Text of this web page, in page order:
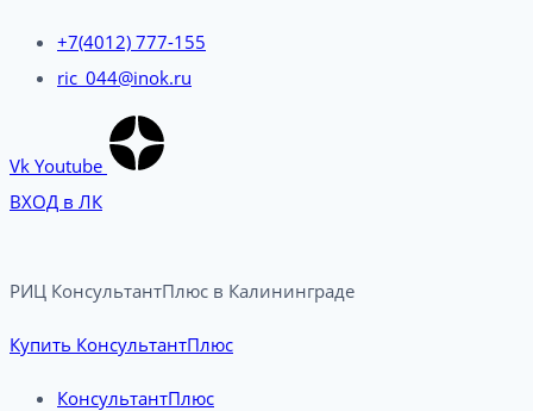
+7(4012) 777-155
ric_044@inok.ru
Vk Youtube
ВХОД в ЛК
РИЦ КонсультантПлюс в Калининграде​
Купить КонсультантПлюс
КонсультантПлюс